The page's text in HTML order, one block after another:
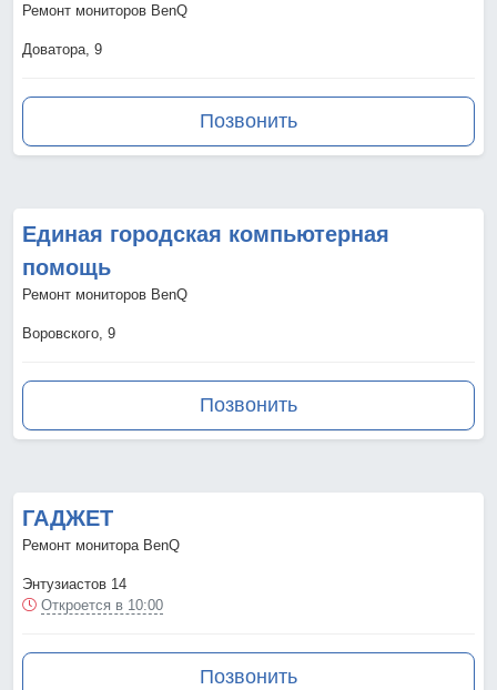
Ремонт мониторов BenQ
Доватора, 9
Позвонить
Единая городская компьютерная
помощь
Ремонт мониторов BenQ
Воровского, 9
Позвонить
ГАДЖЕТ
Ремонт монитора BenQ
Энтузиастов 14
Откроется в 10:00
Позвонить